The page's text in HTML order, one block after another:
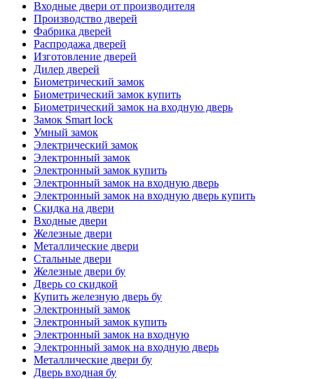
Входные двери от производителя
Производство дверей
Фабрика дверей
Распродажа дверей
Изготовление дверей
Дилер дверей
Биометрический замок
Биометрический замок купить
Биометрический замок на входную дверь
Замок Smart lock
Умный замок
Электрический замок
Электронный замок
Электронный замок купить
Электронный замок на входную дверь
Электронный замок на входную дверь купить
Скидка на двери
Входные двери
Железные двери
Металлические двери
Стальные двери
Железные двери бу
Дверь со скидкой
Купить железную дверь бу
Электронный замок
Электронный замок купить
Электронный замок на входную
Электронный замок на входную дверь
Металлические двери бу
Дверь входная бу